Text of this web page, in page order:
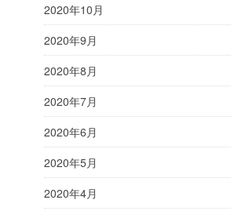
2020年10月
2020年9月
2020年8月
2020年7月
2020年6月
2020年5月
2020年4月